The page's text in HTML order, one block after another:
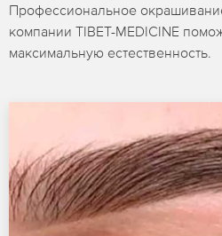
Профессиональное
компании TIBET-MEDICINE
максимальную естественность.